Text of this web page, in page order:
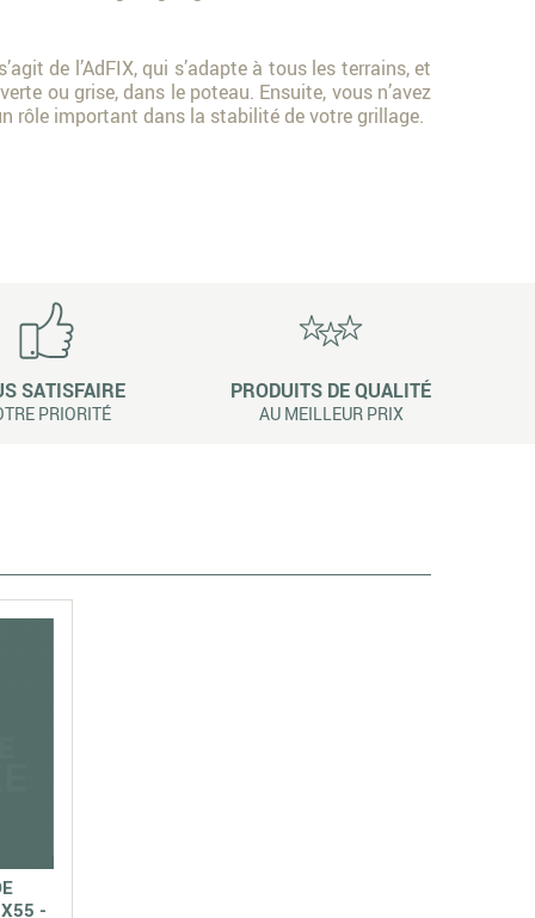
de l’AdFIX, qui s’adapte à tous les terrains, et
ou grise, dans le poteau. Ensuite, vous n’avez
rôle important dans la stabilité de votre grillage.
SATISFAIRE
PRIORITÉ
PRODUITS DE QUALITÉ
AU MEILLEUR PRIX
-